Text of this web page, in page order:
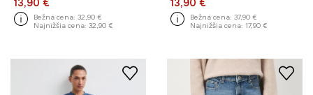
13,90 €
Bežná cena: 32,90 €
Najnižšia cena: 32,90 €
13,90 €
Bežná cena: 37,90 €
Najnižšia cena: 17,90 €